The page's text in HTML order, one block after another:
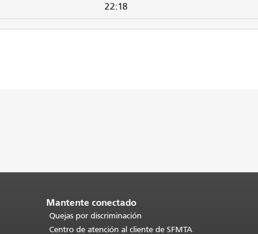
22:18
Mantente conectado
Quejas por discriminación
Centro de atención al cliente de SFMTA